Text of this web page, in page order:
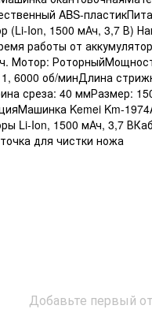
ABS-
(Li-Ion, 1500 мАч, 3,7 В)
работы от
Мотор:
1, 6000 об/минДлина
среза: 40 ммРазмер:
Kemei Km-
Li-Ion, 1500 мАч, 3,7
для чистки ножа
Добавьте первый